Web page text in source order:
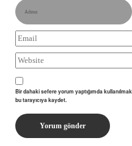
Bir dahaki sefere yorum yaptığımda
bu tarayıcıya kaydet.